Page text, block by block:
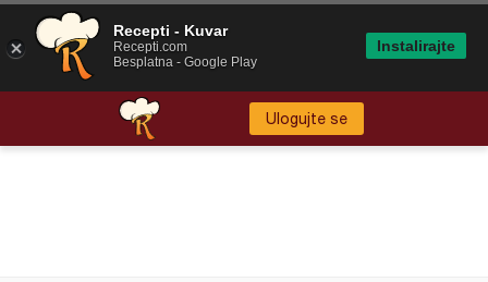
Ulogujte se
Recepti - Kuvar
Recepti.com
Besplatna - Google Play
Instalirajte